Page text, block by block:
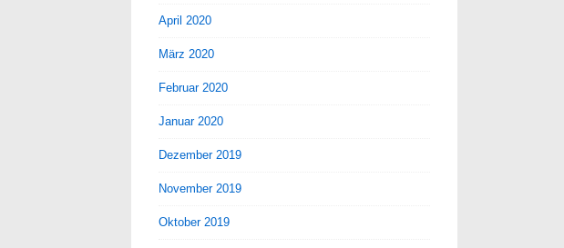
April 2020
März 2020
Februar 2020
Januar 2020
Dezember 2019
November 2019
Oktober 2019